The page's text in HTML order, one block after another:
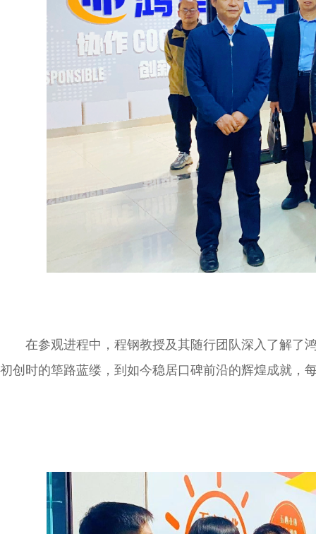
在参观进程中，程钢教授及其随行团队深入了解了
初创时的筚路蓝缕，到如今稳居口碑前沿的辉煌成就，